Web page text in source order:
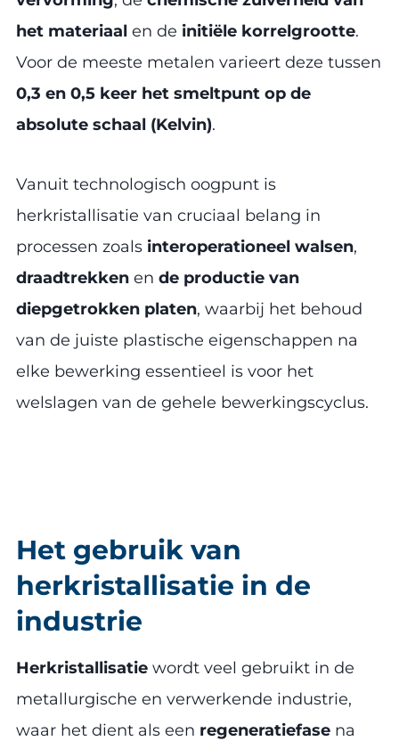
het materiaal en de initiële korrelgrootte.
Voor de meeste metalen varieert deze tussen
0,3 en 0,5 keer het smeltpunt op de
absolute schaal (Kelvin).
Vanuit technologisch oogpunt is
herkristallisatie van cruciaal belang in
processen zoals interoperationeel walsen,
draadtrekken en de productie van
diepgetrokken platen, waarbij het behoud
van de juiste plastische eigenschappen na
elke bewerking essentieel is voor het
welslagen van de gehele bewerkingscyclus.
Het gebruik van
herkristallisatie in de
industrie
Herkristallisatie wordt veel gebruikt in de
metallurgische en verwerkende industrie,
waar het dient als een regeneratiefase na